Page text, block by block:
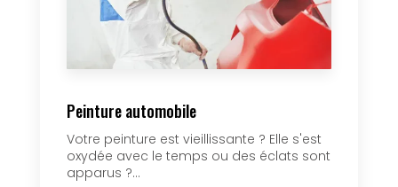
Peinture automobile
Votre peinture est vieillissante ? Elle s'est
oxydée avec le temps ou des éclats sont
apparus ?...